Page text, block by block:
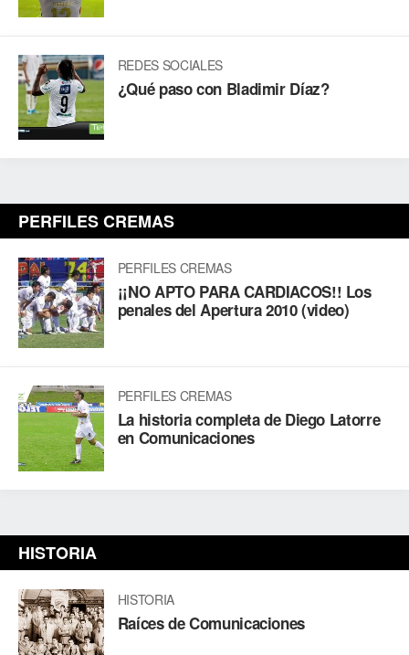
REDES SOCIALES
¿Qué paso con Bladimir Díaz?
PERFILES CREMAS
PERFILES CREMAS
¡¡NO APTO PARA CARDIACOS!! Los
penales del Apertura 2010 (video)
PERFILES CREMAS
La historia completa de Diego Latorre
en Comunicaciones
HISTORIA
HISTORIA
Raíces de Comunicaciones